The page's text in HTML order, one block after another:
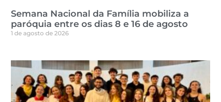
Semana Nacional da Família mobiliza a
paróquia entre os dias 8 e 16 de agosto
1 de agosto de 2026